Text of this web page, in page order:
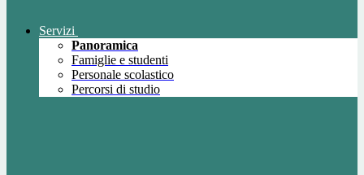
Servizi
Panoramica
Famiglie e studenti
Personale scolastico
Percorsi di studio